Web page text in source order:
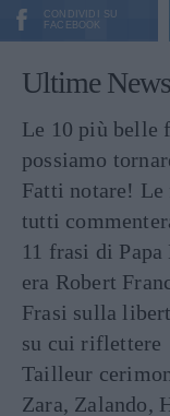
CONDIVIDI SU
FACEBOOK
Ultime News
Le 10 più belle
possiamo
Fatti notare! Le
tutti
11 frasi di
era Robert
Frasi sulla
su cui riflettere
Tailleur
Zara, Zalando,